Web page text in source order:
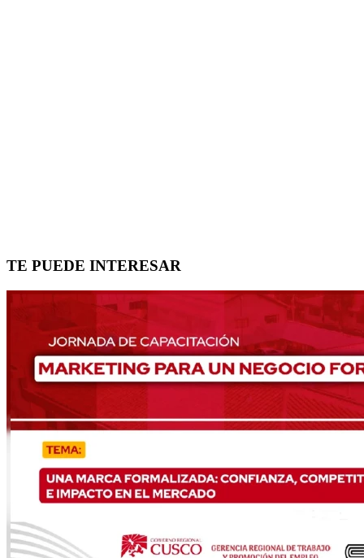
TE PUEDE INTERESAR